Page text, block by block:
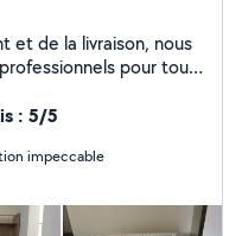
et de la livraison, nous
pour tous
ou
nous
proposer un service
engagés pour un
: 5/5
impeccable